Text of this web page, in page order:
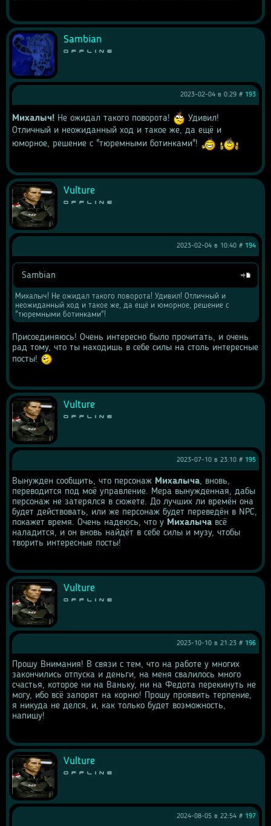
Sambian
Offline
2023-02-04 в 0:29 # 193
Михалыч! Не ожидал такого поворота!
Удивил!
Отличный и неожиданный ход и такое же, да ещё и
юморное, решение с "тюремными ботинками"!
Vulture
Offline
2023-02-04 в 10:40 # 194
Sambian
Михалыч! Не ожидал такого поворота! Удивил! Отличный и
неожиданный ход и такое же, да ещё и юморное, решение с
"тюремными ботинками"!
Присоединяюсь! Очень интересно было прочитать, и очень
рад тому, что ты находишь в себе силы на столь интересные
посты!
Vulture
Offline
2023-07-10 в 23:10 # 195
Вынужден сообщить, что персонаж Михалыча, вновь,
переводится под моё управление. Мера вынужденная, дабы
персонаж не затерялся в сюжете. До лучших ли времён она
будет действовать, или же персонаж будет переведён в NPC,
покажет время. Очень надеюсь, что у Михалыча всё
наладится, и он вновь найдёт в себе силы и музу, чтобы
творить интересные посты!
Vulture
Offline
2023-10-10 в 21:23 # 196
Прошу Внимания! В связи с тем, что на работе у многих
закончились отпуска и деньги, на меня свалилось много
счастья, которое ни на Ваньку, ни на Федота перекинуть не
могу, ибо всё запорят на корню! Прошу проявить терпение,
я никуда не делся, и, как только будет возможность,
напишу!
Vulture
Offline
2024-08-05 в 22:54 # 197